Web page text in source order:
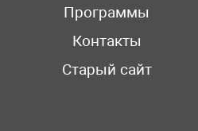
Программы
Контакты
Старый сайт